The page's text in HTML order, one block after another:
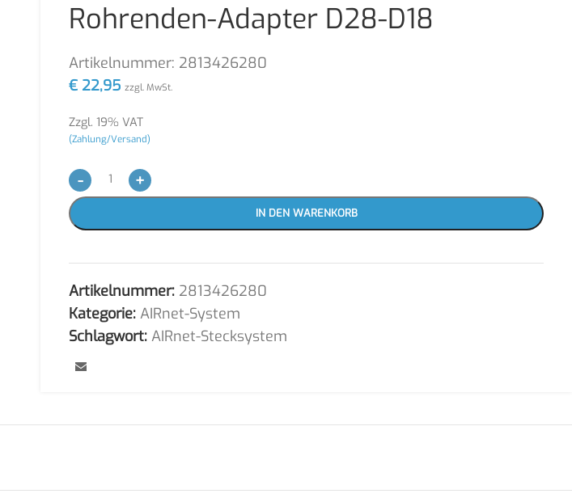
Rohrenden-Adapter D28-D18
Artikelnummer: 2813426280
€ 22,95 zzgl. MwSt.
Zzgl. 19% VAT
(Zahlung/Versand)
- +
IN DEN WARENKORB
Artikelnummer: 2813426280
Kategorie: AIRnet-System
Schlagwort: AIRnet-Stecksystem